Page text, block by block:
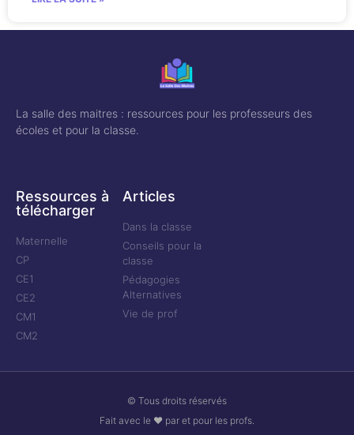
La salle des maitres : ressources pour les professeurs des
écoles et pour la classe.
Ressources à
télécharger
Maternelle
CP
CE1
CE2
CM1
CM2
Articles
Dans la classe
Conseils pour la
classe
Pédagogies
Alternatives
Vie de prof
© Tous droits réservés
Fait avec le ❤ par et pour les profs.